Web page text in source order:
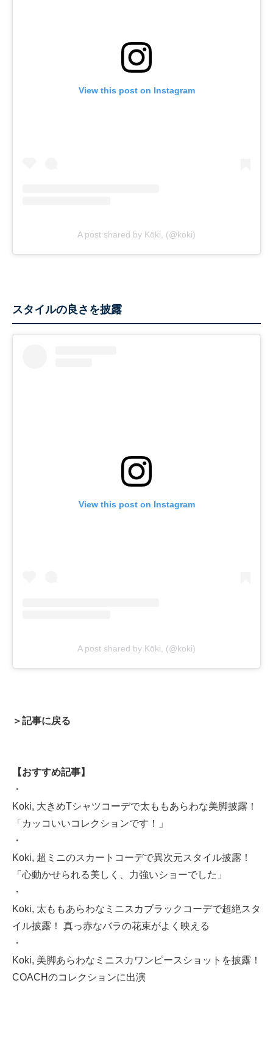
View this post on Instagram
A post shared by Kōki, (@koki)
スタイルの良さを披露
View this post on Instagram
A post shared by Kōki, (@koki)
＞記事に戻る
【おすすめ記事】
・
Koki, 大きめTシャツコーデで太ももあらわな美脚披露！
「カッコいいコレクションです！」
・
Koki, 超ミニのスカートコーデで異次元スタイル披露！
「心動かせられる美しく、力強いショーでした」
・
Koki, 太ももあらわなミニスカブラックコーデで超絶スタ
イル披露！ 真っ赤なバラの花束がよく映える
・
Koki, 美脚あらわなミニスカワンピースショットを披露！
COACHのコレクションに出演